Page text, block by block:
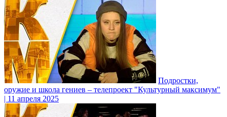
Подростки,
оружие и школа гениев – телепроект "Культурный максимум"
| 11 апреля 2025